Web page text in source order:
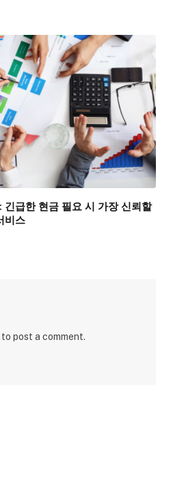
긴급한 현금 필요 시 가장 신뢰할
비스
to post a comment.